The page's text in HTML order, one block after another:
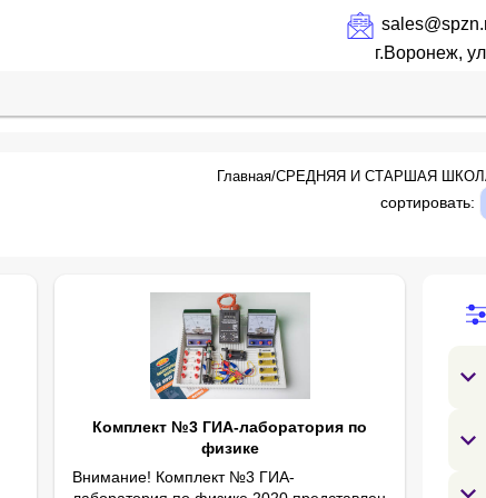
г.Воронеж,
Главная/СРЕДНЯЯ И СТАРШАЯ
сортировать:
Комплект №3 ГИА-лаборатория по
физике
Внимание! Комплект №3 ГИА-